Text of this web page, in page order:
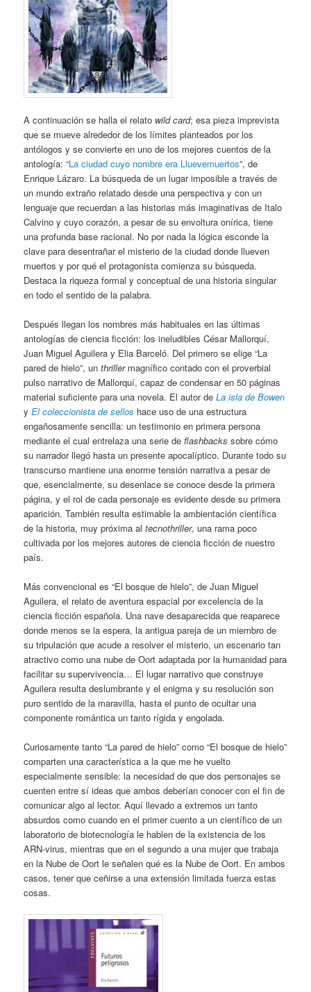
A continuación se halla el relato wild card; esa pieza imprevista
que se mueve alrededor de los límites planteados por los
antólogos y se convierte en uno de los mejores cuentos de la
antología: “La ciudad cuyo nombre era Lluevemuertos”, de
Enrique Lázaro. La búsqueda de un lugar imposible a través de
un mundo extraño relatado desde una perspectiva y con un
lenguaje que recuerdan a las historias más imaginativas de Italo
Calvino y cuyo corazón, a pesar de su envoltura onírica, tiene
una profunda base racional. No por nada la lógica esconde la
clave para desentrañar el misterio de la ciudad donde llueven
muertos y por qué el protagonista comienza su búsqueda.
Destaca la riqueza formal y conceptual de una historia singular
en todo el sentido de la palabra.
Después llegan los nombres más habituales en las últimas
antologías de ciencia ficción: los ineludibles César Mallorquí,
Juan Miguel Aguilera y Elia Barceló. Del primero se elige “La
pared de hielo”, unthrillermagnífico contado con el proverbial
pulso narrativo de Mallorquí, capaz de condensar en 50 páginas
material suficiente para una novela. El autor deLa isla de Bowen
yEl coleccionista de sellos hace uso de una estructura
engañosamente sencilla: un testimonio en primera persona
mediante el cual entrelaza una serie deflashbacks sobre cómo
su narrador llegó hasta un presente apocalíptico. Durante todo su
transcurso mantiene una enorme tensión narrativa a pesar de
que, esencialmente, su desenlace se conoce desde la primera
página, y el rol de cada personaje es evidente desde su primera
aparición. También resulta estimable la ambientación científica
de la historia, muy próxima altecnothriller, una rama poco
cultivada por los mejores autores de ciencia ficción de nuestro
país.
Más convencional es “El bosque de hielo”, de Juan Miguel
Aguilera, el relato de aventura espacial por excelencia de la
ciencia ficción española. Una nave desaparecida que reaparece
donde menos se la espera, la antigua pareja de un miembro de
su tripulación que acude a resolver el misterio, un escenario tan
atractivo como una nube de Oort adaptada por la humanidad para
facilitar su supervivencia… El lugar narrativo que construye
Aguilera resulta deslumbrante y el enigma y su resolución son
puro sentido de la maravilla, hasta el punto de ocultar una
componente romántica un tanto rígida y engolada.
Curiosamente tanto “La pared de hielo” como “El bosque de hielo”
comparten una característica a la que me he vuelto
especialmente sensible: la necesidad de que dos personajes se
cuenten entre sí ideas que ambos deberían conocer con el fin de
comunicar algo al lector. Aquí llevado a extremos un tanto
absurdos como cuando en el primer cuento a un científico de un
laboratorio de biotecnología le hablen de la existencia de los
ARN-virus, mientras que en el segundo a una mujer que trabaja
en la Nube de Oort le señalen qué es la Nube de Oort. En ambos
casos, tener que ceñirse a una extensión limitada fuerza estas
cosas.